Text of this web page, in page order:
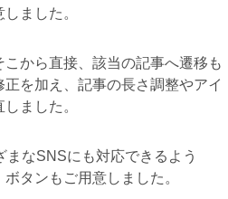
ました。
から直接、該当の記事へ遷移も
を加え、記事の長さ調整やアイ
ました。
なSNSにも対応できるよう
タンもご用意しました。